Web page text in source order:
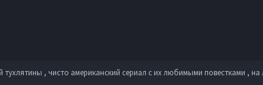
, чисто американский сериал с их любимыми повестками , на